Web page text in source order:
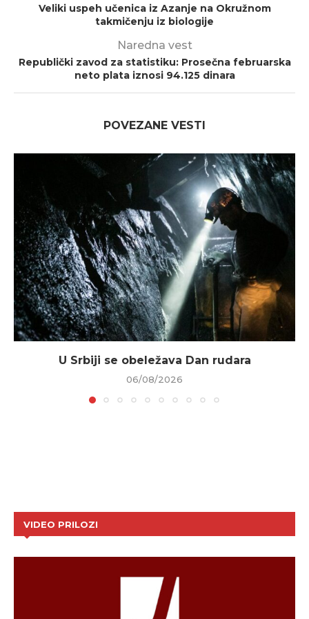
Veliki uspeh učenica iz Azanje na Okružnom
takmičenju iz biologije
Naredna vest
Republički zavod za statistiku: Prosečna februarska
neto plata iznosi 94.125 dinara
POVEZANE VESTI
U Srbiji se obeležava Dan rudara
06/08/2026
VIDEO PRILOZI